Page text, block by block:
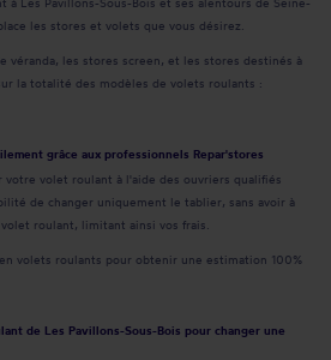
les stores et volets que vous désirez.
véranda, les stores screen, et les stores destinés à
la totalité des modèles de volets roulants :
grâce aux professionnels Repar'stores
votre volet roulant à l'aide des ouvriers qualifiés
de changer uniquement le tablier, sans avoir à
roulant, limitant ainsi vos frais.
volets roulants pour obtenir une estimation 100%
de Les Pavillons-Sous-Bois pour changer une